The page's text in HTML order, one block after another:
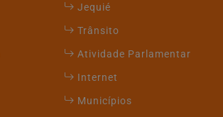
Jequié
Trânsito
Atividade Parlamentar
Internet
Municípios